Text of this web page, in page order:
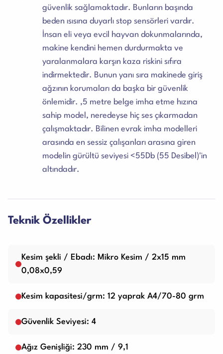
güvenlik sağlamaktadır. Bunların başında
beden ısısına duyarlı stop sensörleri vardır.
İnsan eli veya evcil hayvan dokunmalarında,
makine kendini hemen durdurmakta ve
yaralanmalara karşın kaza riskini sıfıra
indirmektedir. Bunun yanı sıra makinede giriş
ağzının korumaları da başka bir güvenlik
önlemidir. ,5 metre belge imha etme hızına
sahip model, neredeyse hiç ses çıkarmadan
çalışmaktadır. Bilinen evrak imha modelleri
arasında en sessiz çalışanları arasına giren
modelin gürültü seviyesi <55Db (55 Desibel)'in
altındadır.
Teknik Özellikler
Kesim şekli / Ebadı: Mikro Kesim / 2x15 mm
0,08x0,59
Kesim kapasitesi/grm: 12 yaprak A4/70-80 grm
Güvenlik Seviyesi: 4
Ağız Genişliği: 230 mm / 9,1